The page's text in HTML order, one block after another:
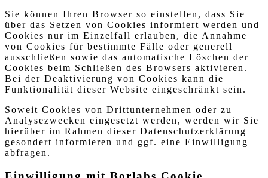
Sie können Ihren Browser so einstellen, dass Sie
über das Setzen von Cookies informiert werden und
Cookies nur im Einzelfall erlauben, die Annahme
von Cookies für bestimmte Fälle oder generell
ausschließen sowie das automatische Löschen der
Cookies beim Schließen des Browsers aktivieren.
Bei der Deaktivierung von Cookies kann die
Funktionalität dieser Website eingeschränkt sein.
Soweit Cookies von Drittunternehmen oder zu
Analysezwecken eingesetzt werden, werden wir Sie
hierüber im Rahmen dieser Datenschutzerklärung
gesondert informieren und ggf. eine Einwilligung
abfragen.